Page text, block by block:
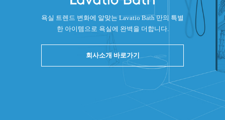
욕실 트렌드 변화에 알맞는 Lavatio Bath 만의 특별
한 아이템으로 욕실에 완벽을 더합니다.
회사소개 바로가기